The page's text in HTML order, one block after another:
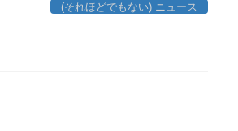
(それほどでもない) ニュース